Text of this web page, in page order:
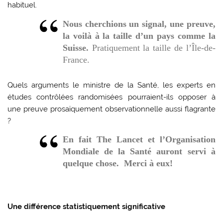
habituel.
Nous cherchions un signal, une preuve,
la voilà à la taille d’un pays comme la
Suisse. Pratiquement la taille de l’Île-de-
France.
Quels arguments le ministre de la Santé, les experts en
études contrôlées randomisées pourraient-ils opposer à
une preuve prosaïquement observationnelle aussi flagrante
?
En fait The Lancet et l’Organisation
Mondiale de la Santé auront servi à
quelque chose. Merci à eux!
Une différence statistiquement significative